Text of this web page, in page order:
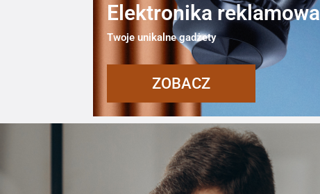
Elektronika reklamowa
Twoje unikalne gadżety
ZOBACZ